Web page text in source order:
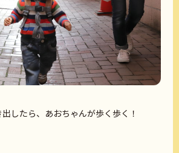
したら、あおちゃんが歩く歩く！